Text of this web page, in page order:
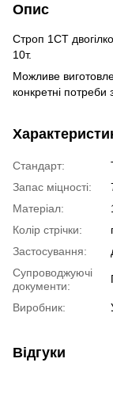
Опис
Строп 1СТ
10т.
Можливе
конкретні потреби
Стандарт:
Запас міцності:
Матеріал:
Колір стрічки:
Застосування:
Супроводжуючі
документи:
Виробник:
Відгуки